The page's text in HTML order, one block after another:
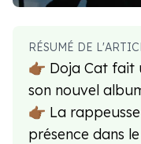
RÉSUMÉ DE
👉🏾 Doja Cat
son nouvel
👉🏾 La
présence dans